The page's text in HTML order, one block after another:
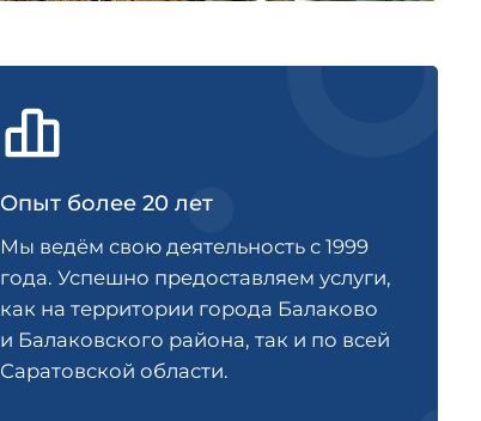
Опыт более 20 лет
Мы ведём свою деятельность с 1999
года. Успешно предоставляем услуги,
как на территории города Балаково
и Балаковского района, так и по всей
Саратовской области.